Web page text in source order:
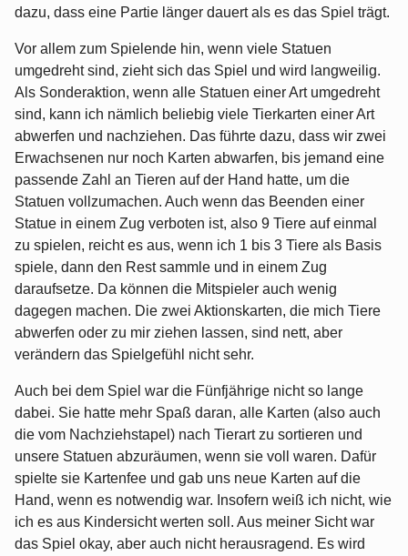
dazu, dass eine Partie länger dauert als es das Spiel trägt.
Vor allem zum Spielende hin, wenn viele Statuen
umgedreht sind, zieht sich das Spiel und wird langweilig.
Als Sonderaktion, wenn alle Statuen einer Art umgedreht
sind, kann ich nämlich beliebig viele Tierkarten einer Art
abwerfen und nachziehen. Das führte dazu, dass wir zwei
Erwachsenen nur noch Karten abwarfen, bis jemand eine
passende Zahl an Tieren auf der Hand hatte, um die
Statuen vollzumachen. Auch wenn das Beenden einer
Statue in einem Zug verboten ist, also 9 Tiere auf einmal
zu spielen, reicht es aus, wenn ich 1 bis 3 Tiere als Basis
spiele, dann den Rest sammle und in einem Zug
daraufsetze. Da können die Mitspieler auch wenig
dagegen machen. Die zwei Aktionskarten, die mich Tiere
abwerfen oder zu mir ziehen lassen, sind nett, aber
verändern das Spielgefühl nicht sehr.
Auch bei dem Spiel war die Fünfjährige nicht so lange
dabei. Sie hatte mehr Spaß daran, alle Karten (also auch
die vom Nachziehstapel) nach Tierart zu sortieren und
unsere Statuen abzuräumen, wenn sie voll waren. Dafür
spielte sie Kartenfee und gab uns neue Karten auf die
Hand, wenn es notwendig war. Insofern weiß ich nicht, wie
ich es aus Kindersicht werten soll. Aus meiner Sicht war
das Spiel okay, aber auch nicht herausragend. Es wird